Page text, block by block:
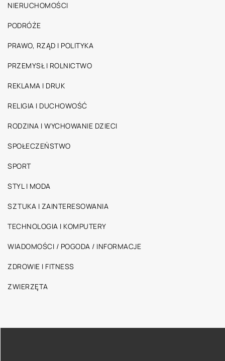
NIERUCHOMOŚCI
PODRÓŻE
PRAWO, RZĄD I POLITYKA
PRZEMYSŁ I ROLNICTWO
REKLAMA I DRUK
RELIGIA I DUCHOWOŚĆ
RODZINA I WYCHOWANIE DZIECI
SPOŁECZEŃSTWO
SPORT
STYL I MODA
SZTUKA I ZAINTERESOWANIA
TECHNOLOGIA I KOMPUTERY
WIADOMOŚCI / POGODA / INFORMACJE
ZDROWIE I FITNESS
ZWIERZĘTA